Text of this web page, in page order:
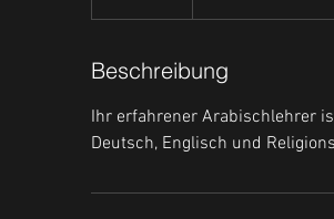
Beschreibung
Ihr erfahrener Arabischlehrer
Deutsch, Englisch und